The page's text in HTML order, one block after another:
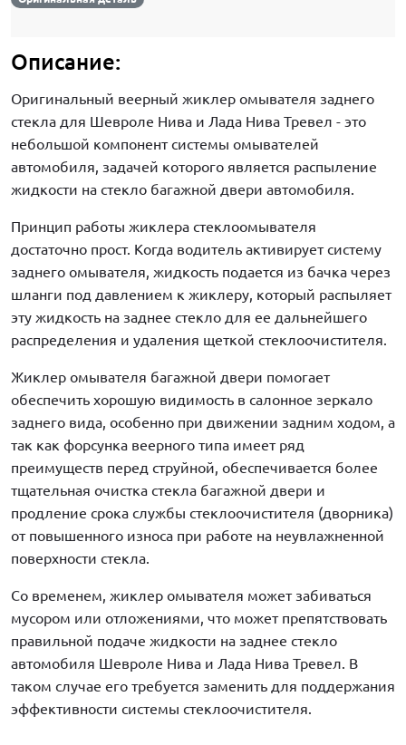
Описание:
Оригинальный веерный жиклер омывателя заднего
стекла для Шевроле Нива и Лада Нива Тревел - это
небольшой компонент системы омывателей
автомобиля, задачей которого является распыление
жидкости на стекло багажной двери автомобиля.
Принцип работы жиклера стеклоомывателя
достаточно прост. Когда водитель активирует систему
заднего омывателя, жидкость подается из бачка через
шланги под давлением к жиклеру, который распыляет
эту жидкость на заднее стекло для ее дальнейшего
распределения и удаления щеткой стеклоочистителя.
Жиклер омывателя багажной двери помогает
обеспечить хорошую видимость в салонное зеркало
заднего вида, особенно при движении задним ходом, а
так как форсунка веерного типа имеет ряд
преимуществ перед струйной, обеспечивается более
тщательная очистка стекла багажной двери и
продление срока службы стеклоочистителя (дворника)
от повышенного износа при работе на неувлажненной
поверхности стекла.
Со временем, жиклер омывателя может забиваться
мусором или отложениями, что может препятствовать
правильной подаче жидкости на заднее стекло
автомобиля Шевроле Нива и Лада Нива Тревел. В
таком случае его требуется заменить для поддержания
эффективности системы стеклоочистителя.